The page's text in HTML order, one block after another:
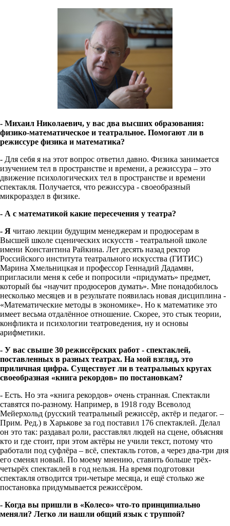
- Михаил Николаевич, у вас два высших образования:
физико-математическое и театральное. Помогают ли в
режиссуре физика и математика?
- Для себя я на этот вопрос ответил давно. Физика занимается
изучением тел в пространстве и времени, а режиссура – это
движение психологических тел в пространстве и времени
спектакля. Получается, что режиссура - своеобразный
микрораздел в физике.
- А с математикой какие пересечения у театра?
- Я читаю лекции будущим менеджерам и продюсерам в
Высшей школе сценических искусств - театральной школе
имени Константина Райкина. Лет десять назад ректор
Российского института театрального искусства (ГИТИС)
Марина Хмельницкая и профессор Геннадий Дадамян,
пригласили меня к себе и попросили «придумать» предмет,
который бы «научит продюсеров думать». Мне понадобилось
несколько месяцев и в результате появилась новая дисциплина -
«Математические методы в экономике». Но к математике это
имеет весьма отдалённое отношение. Скорее, это стык теории,
конфликта и психологии театроведения, ну и основы
арифметики.
- У вас свыше 30 режиссёрских работ - спектаклей,
поставленных в разных театрах. На мой взгляд, это
приличная цифра. Существует ли в театральных кругах
своеобразная «книга рекордов» по постановкам?
- Есть. Но эта «книга рекордов» очень странная. Спектакли
ставятся по-разному. Например, в 1918 году Всеволод
Мейерхольд (русский театральный режиссёр, актёр и педагог. –
Прим. Ред.) в Харькове за год поставил 176 спектаклей. Делал
он это так: раздавал роли, расставлял людей на сцене, объясняя
кто и где стоит, при этом актёры не учили текст, потому что
работали под суфлёра – всё, спектакль готов, а через два-три дня
его сменял новый. По моему мнению, ставить больше трёх-
четырёх спектаклей в год нельзя. На время подготовки
спектакля отводится три-четыре месяца, и ещё столько же
постановка придумывается режиссёром.
- Когда вы пришли в «Колесо» что-то принципиально
меняли? Легко ли нашли общий язык с труппой?